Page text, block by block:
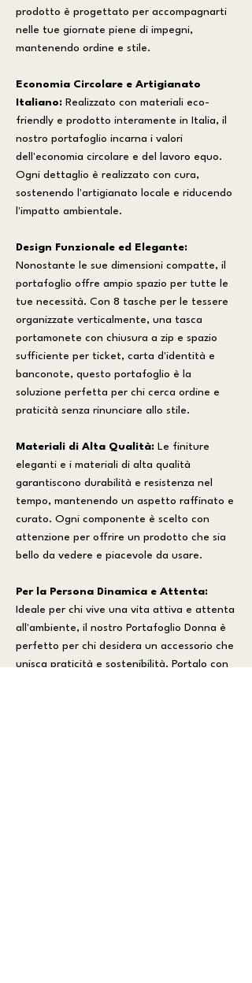
prodotto è progettato per accompagnarti
nelle tue giornate piene di impegni,
mantenendo ordine e stile.
Economia Circolare e Artigianato
Italiano: Realizzato con materiali eco-
friendly e prodotto interamente in Italia, il
nostro portafoglio incarna i valori
dell'economia circolare e del lavoro equo.
Ogni dettaglio è realizzato con cura,
sostenendo l'artigianato locale e riducendo
l'impatto ambientale.
Design Funzionale ed Elegante:
Nonostante le sue dimensioni compatte, il
portafoglio offre ampio spazio per tutte le
tue necessità. Con 8 tasche per le tessere
organizzate verticalmente, una tasca
portamonete con chiusura a zip e spazio
sufficiente per ticket, carta d'identità e
banconote, questo portafoglio è la
soluzione perfetta per chi cerca ordine e
praticità senza rinunciare allo stile.
Materiali di Alta Qualità: Le finiture
eleganti e i materiali di alta qualità
garantiscono durabilità e resistenza nel
tempo, mantenendo un aspetto raffinato e
curato. Ogni componente è scelto con
attenzione per offrire un prodotto che sia
bello da vedere e piacevole da usare.
Per la Persona Dinamica e Attenta:
Ideale per chi vive una vita attiva e attenta
all'ambiente, il nostro Portafoglio Donna è
perfetto per chi desidera un accessorio che
unisca praticità e sostenibilità. Portalo con